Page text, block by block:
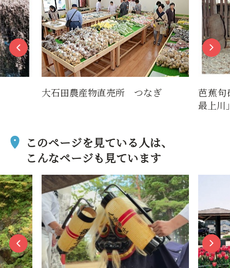
大石田農産物直売所 つなぎ
芭蕉
最上川
このページを見ている人は、
こんなページも見ています